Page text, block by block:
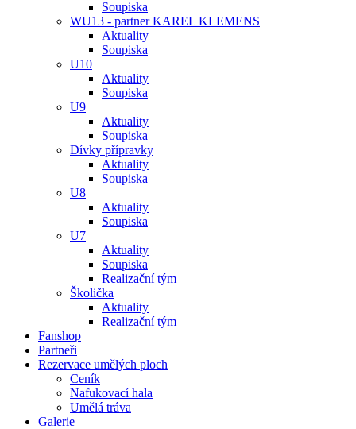
Soupiska
WU13 - partner KAREL KLEMENS
Aktuality
Soupiska
U10
Aktuality
Soupiska
U9
Aktuality
Soupiska
Dívky přípravky
Aktuality
Soupiska
U8
Aktuality
Soupiska
U7
Aktuality
Soupiska
Realizační tým
Školička
Aktuality
Realizační tým
Fanshop
Partneři
Rezervace umělých ploch
Ceník
Nafukovací hala
Umělá tráva
Galerie